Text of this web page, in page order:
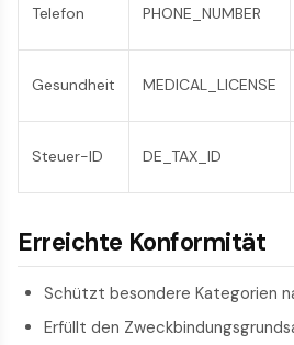
Telefon PHONE_NUMBER
Gesundheit MEDICAL_LICENSE
Steuer-ID DE_TAX_ID
Erreichte Konformität
Schützt besondere Kategorien
Erfüllt den